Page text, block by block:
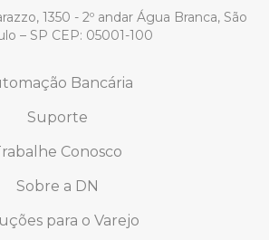
1350 - 2º andar Água Branca, São
– SP CEP: 05001-100
Bancária
Suporte
Conosco
Sobre a DN
para o Varejo